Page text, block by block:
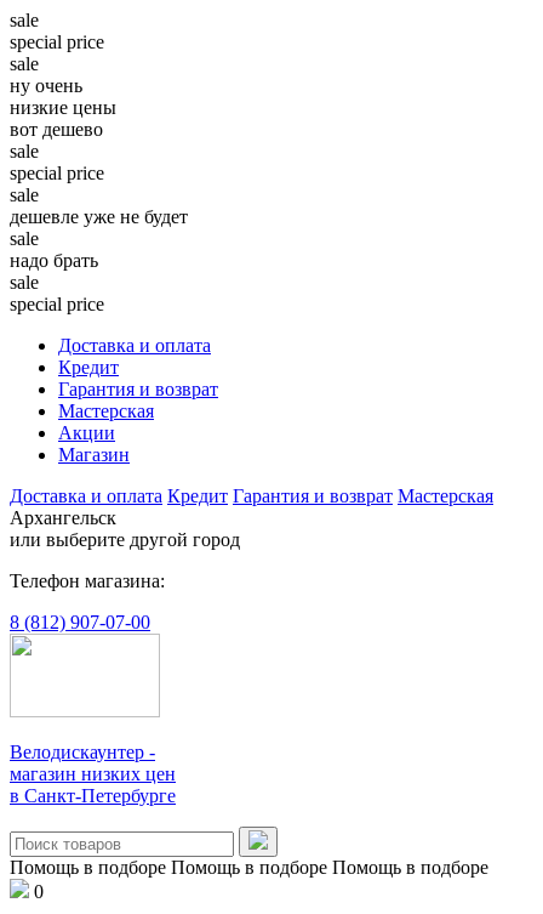
sale
special price
sale
ну очень
низкие цены
вот дешево
sale
special price
sale
дешевле уже не будет
sale
надо брать
sale
special price
Доставка и оплата
Кредит
Гарантия и возврат
Мастерская
Акции
Магазин
Доставка и оплата Кредит Гарантия и возврат Мастерская
Архангельск
или выберите другой город
Телефон магазина:
8 (812) 907-07-00
Велодискаунтер -
магазин низких цен
в Санкт-Петербурге
Помощь в подборе Помощь в подборе Помощь в подборе
0